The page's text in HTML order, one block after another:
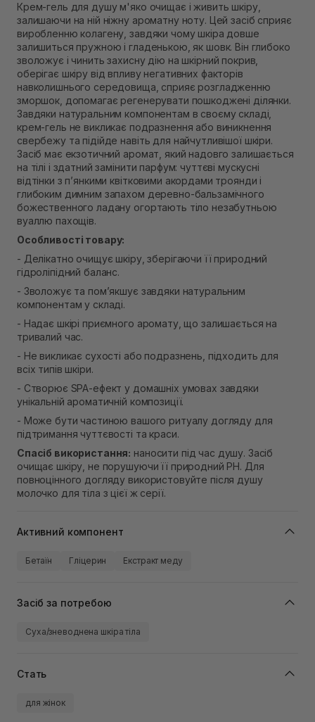
В наявності
Самовивіз м. Рівне, вул. Кулика і Гудачека 23 (ТЦ
Екватор)
Немає в наявності!
Крем-гель для душу м'яко очищає і живить шкіру,
залишаючи на ній ніжну ароматну ноту. Цей засіб сприяє
виробленню колагену, завдяки чому шкіра довше
залишиться пружною і гладенькою, як шовк. Він глибоко
зволожує і чинить захисну дію на шкірний покрив,
оберігає шкіру від впливу негативних факторів
навколишнього середовища, сприяє розгладженню
зморшок, допомагає регенерувати пошкоджені ділянки.
Завдяки натуральним компонентам в своєму складі,
крем-гель не викликає подразнення або виникнення
свербежу та підійде навіть для найчутливішої ​​шкіри.
Засіб має екзотичний аромат, який надовго залишається
на тілі і здатний замінити парфум: чуттєві мускусні
відтінки з п’янкими квітковими акордами троянди і
глибоким димним запахом деревно-бальзамічного
божественного ладану огортають тіло незабутньою
вуаллю пахощів.
Особливості товару:
- Делікатно очищує шкіру, зберігаючи її природний
гідроліпідний баланс.
- Зволожує та пом’якшує завдяки натуральним
компонентам у складі.
- Надає шкірі приємного аромату, що залишається на
тривалий час.
- Не викликає сухості або подразнень, підходить для
всіх типів шкіри.
- Створює SPA-ефект у домашніх умовах завдяки
унікальній ароматичній композиції.
- Може бути частиною вашого ритуалу догляду для
підтримання чуттєвості та краси.
Спасіб використання: наносити під час душу. Засіб
очищає шкіру, не порушуючи її природний РН. Для
повноцінного догляду використовуйте після душу
молочко для тіла з цієї ж серії.
Активний компонент
Бетаїн Гліцерин Екстракт меду
Засіб за потребою
Суха/зневоднена шкіра тіла
Стать
для жінок